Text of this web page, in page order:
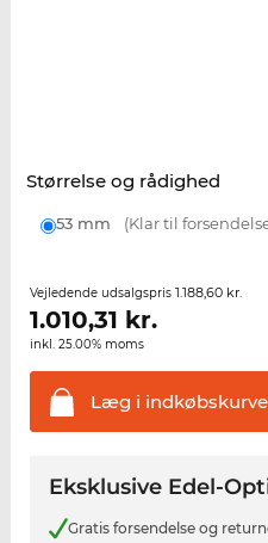
Størrelse og rådighed
53 mm (Klar til
Vejledende udsalgspris 1.188,60 kr.
1.010,31 kr.
inkl. 25.00% moms
Læg i
Eksklusive Edel-
Gratis forsendelse og